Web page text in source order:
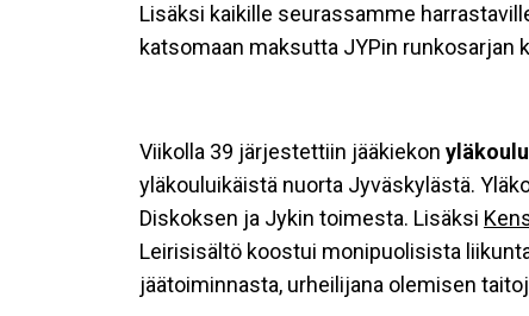
Lisäksi kaikille seurassamme
katsomaan maksutta JYPin
Viikolla 39 järjestettiin jääkiekon
yläkouluikäistä nuorta Jyväskylästä.
Diskoksen ja Jykin toimesta. Lisäksi
Leirisisältö koostui monipuolisista
jäätoiminnasta, urheilijana olemisen